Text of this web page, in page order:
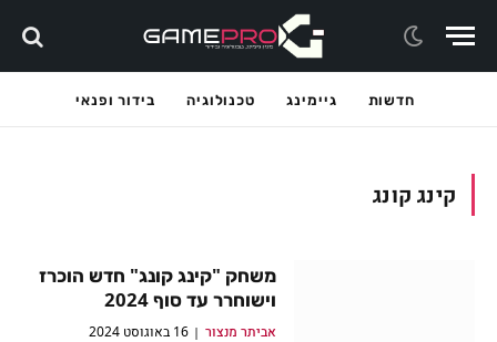
חדשות גיימינג טכנולוגיה בידור ופנאי
קינג קונג
משחק "קינג קונג" חדש הוכרז
וישוחרר עד סוף 2024
אביתר מנצור 16 באוגוסט 2024